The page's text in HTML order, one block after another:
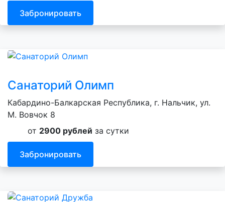
Забронировать
Санаторий Олимп
Кабардино-Балкарская Республика, г. Нальчик, ул.
М. Вовчок 8
от 2900 рублей за сутки
Забронировать